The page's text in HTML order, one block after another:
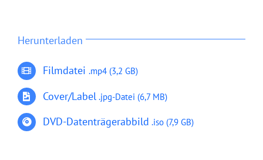
Herunterladen
Filmdatei.mp4 (3,2 GB)
Cover/Label .jpg-Datei (6,7 MB)
DVD-Datenträgerabbild .iso (7,9 GB)